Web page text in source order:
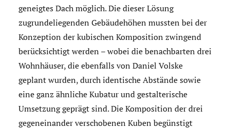
geneigtes Dach möglich. Die dieser Lösung
zugrundeliegenden Gebäudehöhen mussten bei der
Konzeption der kubischen Komposition zwingend
berücksichtigt werden – wobei die benachbarten drei
Wohnhäuser, die ebenfalls von Daniel Volske
geplant wurden, durch identische Abstände sowie
eine ganz ähnliche Kubatur und gestalterische
Umsetzung geprägt sind. Die Komposition der drei
gegeneinander verschobenen Kuben begünstigt